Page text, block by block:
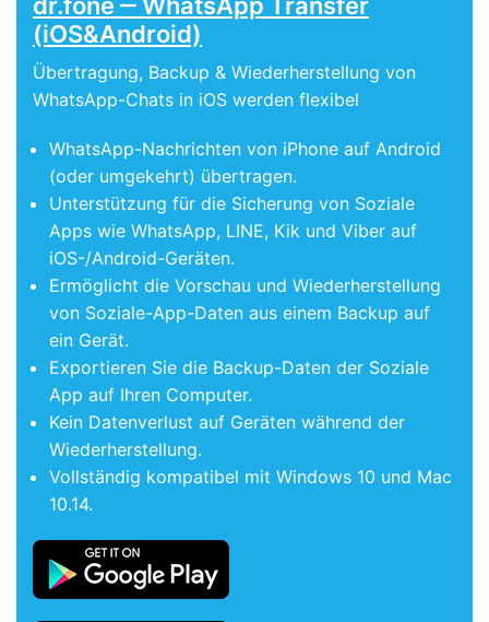
dr.fone ‒ WhatsApp Transfer
(iOS&Android)
Übertragung, Backup & Wiederherstellung von
WhatsApp-Chats in iOS werden flexibel
WhatsApp-Nachrichten von iPhone auf Android
(oder umgekehrt) übertragen.
Unterstützung für die Sicherung von Soziale
Apps wie WhatsApp, LINE, Kik und Viber auf
iOS-/Android-Geräten.
Ermöglicht die Vorschau und Wiederherstellung
von Soziale-App-Daten aus einem Backup auf
ein Gerät.
Exportieren Sie die Backup-Daten der Soziale
App auf Ihren Computer.
Kein Datenverlust auf Geräten während der
Wiederherstellung.
Vollständig kompatibel mit Windows 10 und Mac
10.14.